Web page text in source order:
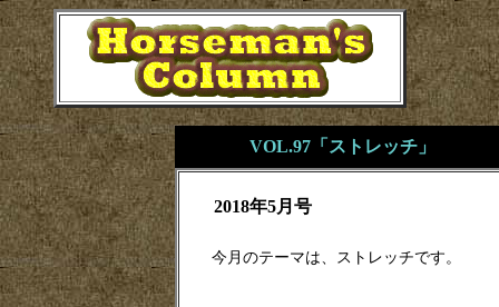
VOL.97「ストレッチ」
2018年5月号
今月のテーマは、ストレッチです。